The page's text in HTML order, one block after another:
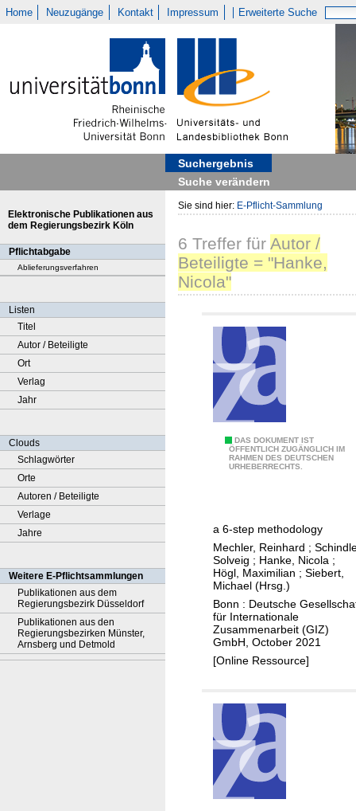
Home Neuzugänge Kontakt Impressum Erweiterte Suche
Suchergebnis
Suche verändern
Elektronische Publikationen aus
dem Regierungsbezirk Köln
Pflichtabgabe
Ablieferungsverfahren
Listen
Titel
Autor / Beteiligte
Ort
Verlag
Jahr
Clouds
Schlagwörter
Orte
Autoren / Beteiligte
Verlage
Jahre
Weitere E-Pflichtsammlungen
Publikationen aus dem
Regierungsbezirk Düsseldorf
Publikationen aus den
Regierungsbezirken Münster,
Arnsberg und Detmold
Sie sind hier: E-Pflicht-Sammlung
6 Treffer für Autor /
Beteiligte = "Hanke,
Nicola"
DAS DOKUMENT IST
ÖFFENTLICH ZUGÄNGLICH IM
RAHMEN DES DEUTSCHEN
URHEBERRECHTS.
s
m
e
n
t
o
f
c
i
m
a
e
a 6-step methodology
Mechler, Reinhard ;
Solveig ; Hanke, Nicola ;
Högl, Maximilian ; Siebert,
Michael (Hrsg.)
Bonn : Deutsche
für Internationale
Zusammenarbeit (GIZ)
GmbH, October 2021
[Online Ressource]